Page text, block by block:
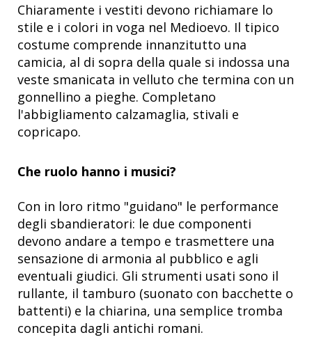
Chiaramente i vestiti devono richiamare lo
stile e i colori in voga nel Medioevo. Il tipico
costume comprende innanzitutto una
camicia, al di sopra della quale si indossa una
veste smanicata in velluto che termina con un
gonnellino a pieghe. Completano
l'abbigliamento calzamaglia, stivali e
copricapo.
Che ruolo hanno i musici?
Con in loro ritmo "guidano" le performance
degli sbandieratori: le due componenti
devono andare a tempo e trasmettere una
sensazione di armonia al pubblico e agli
eventuali giudici. Gli strumenti usati sono il
rullante, il tamburo (suonato con bacchette o
battenti) e la chiarina, una semplice tromba
concepita dagli antichi romani.